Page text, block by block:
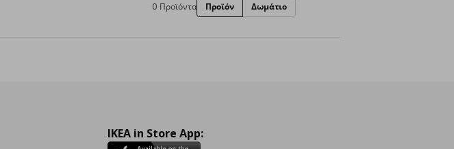
0 Προϊόντα Προϊόν Δωμάτιο
IKEA in Store App: